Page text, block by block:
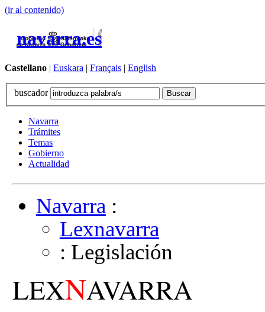
(ir al contenido)
navarra.es
Castellano | Euskara | Français | English
buscador
Navarra
Trámites
Temas
Gobierno
Actualidad
Navarra:
Lexnavarra
: Legislación
LEXNAVARRA